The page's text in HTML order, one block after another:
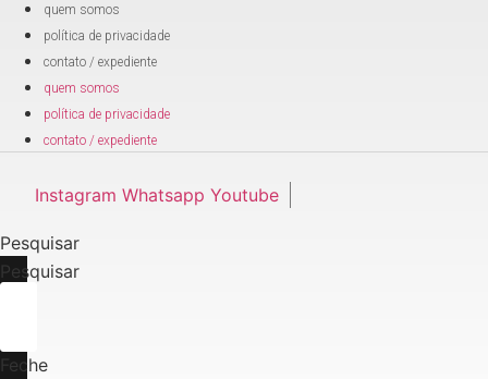
quem somos
política de privacidade
contato / expediente
quem somos
política de privacidade
contato / expediente
Instagram Whatsapp Youtube
Pesquisar
Pesquisar
Feche